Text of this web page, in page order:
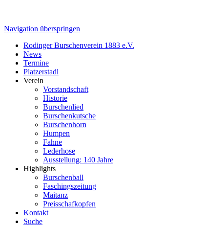
Navigation überspringen
Rodinger Burschenverein 1883 e.V.
News
Termine
Platzerstadl
Verein
Vorstandschaft
Historie
Burschenlied
Burschenkutsche
Burschenhorn
Humpen
Fahne
Lederhose
Ausstellung: 140 Jahre
Highlights
Burschenball
Faschingszeitung
Maitanz
Preisschafkopfen
Kontakt
Suche